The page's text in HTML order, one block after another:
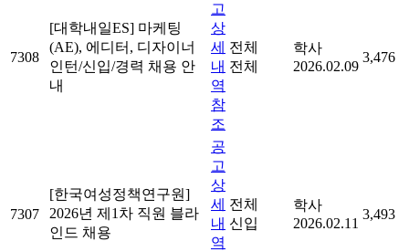
7308
[대학내일ES] 마케팅
(AE), 에디터, 디자이너
인턴/신입/경력 채용 안
내
고
상
세
내
역
참
조
전체
전체
학사
2026.02.09
3,476
7307
[한국여성정책연구원]
2026년 제1차 직원 블라
인드 채용
공
고
상
세
내
역
전체
신입
학사
2026.02.11
3,493